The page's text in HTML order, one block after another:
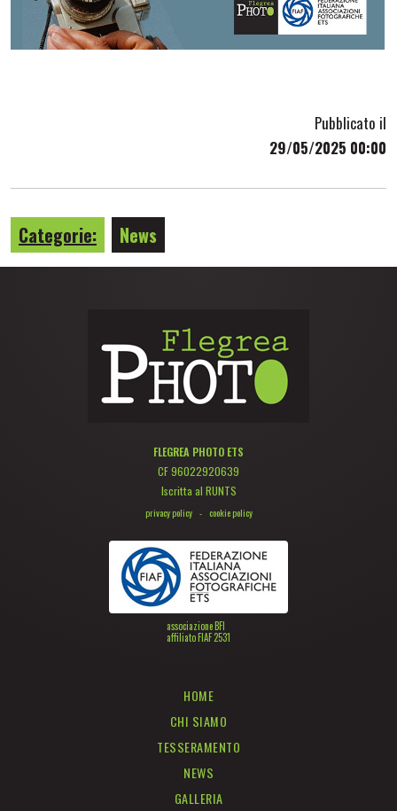
Pubblicato il
29/05/2025 00:00
Categorie: News
FLEGREA PHOTO ETS
CF 96022920639
Iscritta al RUNTS
privacy policy - cookie policy
associazione BFI
affiliato FIAF 2531
HOME
CHI SIAMO
TESSERAMENTO
NEWS
GALLERIA